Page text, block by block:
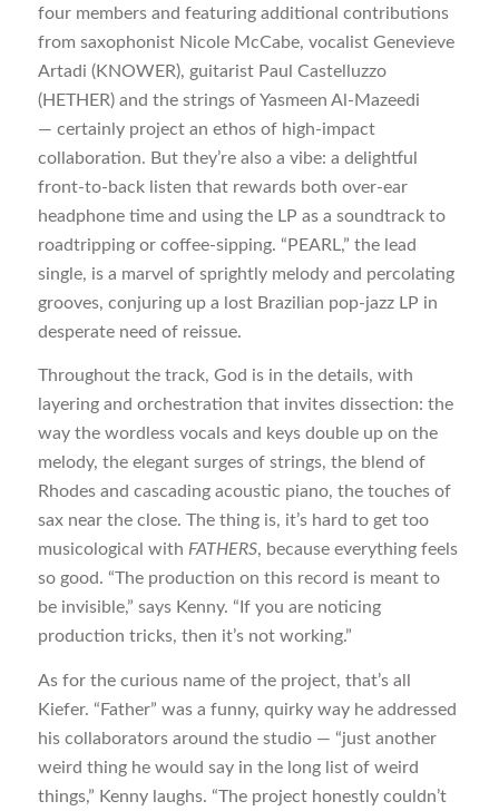
four members and featuring additional contributions
from saxophonist Nicole McCabe, vocalist Genevieve
Artadi (KNOWER), guitarist Paul Castelluzzo
(HETHER) and the strings of Yasmeen Al-Mazeedi
— certainly project an ethos of high-impact
collaboration. But they’re also a vibe: a delightful
front-to-back listen that rewards both over-ear
headphone time and using the LP as a soundtrack to
roadtripping or coffee-sipping. “PEARL,” the lead
single, is a marvel of sprightly melody and percolating
grooves, conjuring up a lost Brazilian pop-jazz LP in
desperate need of reissue.
Throughout the track, God is in the details, with
layering and orchestration that invites dissection: the
way the wordless vocals and keys double up on the
melody, the elegant surges of strings, the blend of
Rhodes and cascading acoustic piano, the touches of
sax near the close. The thing is, it’s hard to get too
musicological with FATHERS, because everything feels
so good. “The production on this record is meant to
be invisible,” says Kenny. “If you are noticing
production tricks, then it’s not working.”
As for the curious name of the project, that’s all
Kiefer. “Father” was a funny, quirky way he addressed
his collaborators around the studio — “just another
weird thing he would say in the long list of weird
things,” Kenny laughs. “The project honestly couldn’t